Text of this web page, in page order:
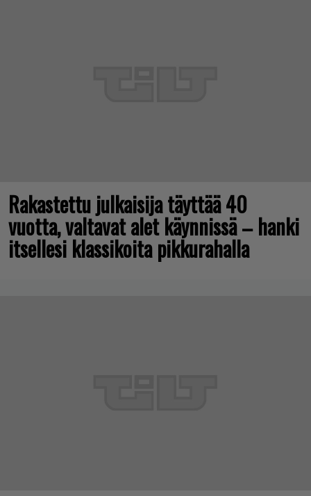
Rakastettu julkaisija täyttää 40
vuotta, valtavat alet käynnissä – hanki
itsellesi klassikoita pikkurahalla